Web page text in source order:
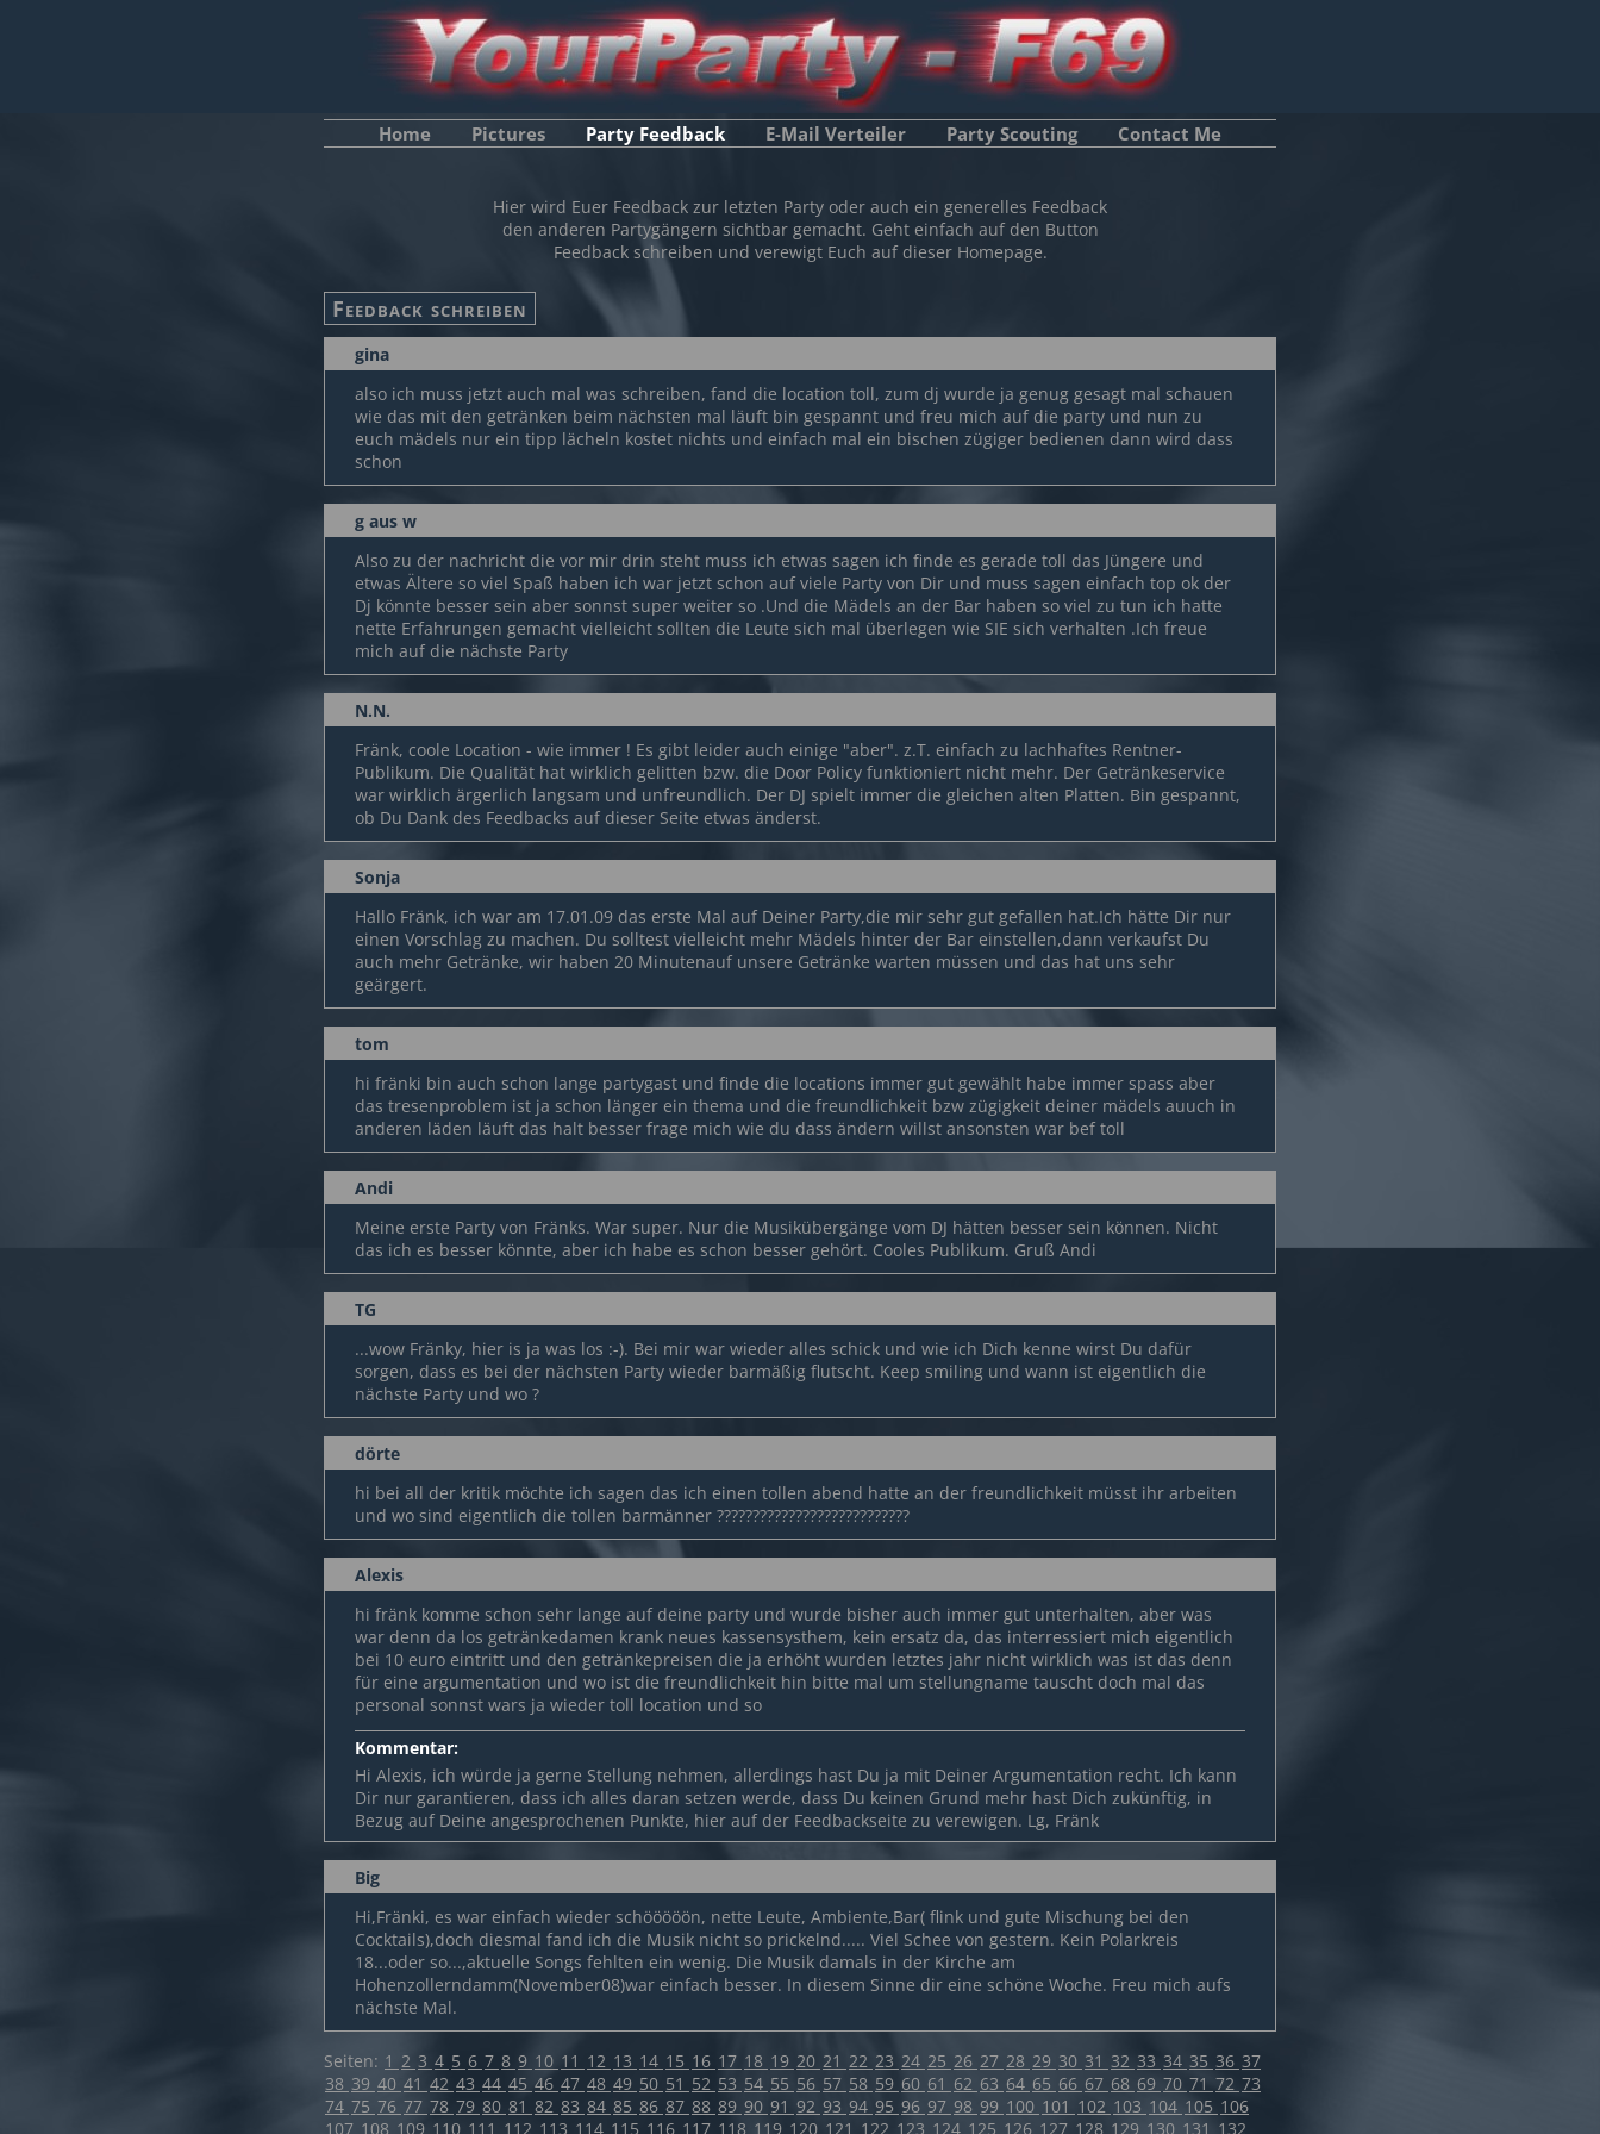
Home Pictures Party Feedback E-Mail Verteiler Party Scouting Contact Me
Hier wird Euer Feedback zur letzten Party oder auch ein generelles Feedback
den anderen Partygängern sichtbar gemacht. Geht einfach auf den Button
Feedback schreiben und verewigt Euch auf dieser Homepage.
gina
also ich muss jetzt auch mal was schreiben, fand die location toll, zum dj wurde ja genug gesagt mal schauen
wie das mit den getränken beim nächsten mal läuft bin gespannt und freu mich auf die party und nun zu
euch mädels nur ein tipp lächeln kostet nichts und einfach mal ein bischen zügiger bedienen dann wird dass
schon
g aus w
Also zu der nachricht die vor mir drin steht muss ich etwas sagen ich finde es gerade toll das Jüngere und
etwas Ältere so viel Spaß haben ich war jetzt schon auf viele Party von Dir und muss sagen einfach top ok der
Dj könnte besser sein aber sonnst super weiter so .Und die Mädels an der Bar haben so viel zu tun ich hatte
nette Erfahrungen gemacht vielleicht sollten die Leute sich mal überlegen wie SIE sich verhalten .Ich freue
mich auf die nächste Party
N.N.
Fränk, coole Location - wie immer ! Es gibt leider auch einige "aber". z.T. einfach zu lachhaftes Rentner-
Publikum. Die Qualität hat wirklich gelitten bzw. die Door Policy funktioniert nicht mehr. Der Getränkeservice
war wirklich ärgerlich langsam und unfreundlich. Der DJ spielt immer die gleichen alten Platten. Bin gespannt,
ob Du Dank des Feedbacks auf dieser Seite etwas änderst.
Sonja
Hallo Fränk, ich war am 17.01.09 das erste Mal auf Deiner Party,die mir sehr gut gefallen hat.Ich hätte Dir nur
einen Vorschlag zu machen. Du solltest vielleicht mehr Mädels hinter der Bar einstellen,dann verkaufst Du
auch mehr Getränke, wir haben 20 Minutenauf unsere Getränke warten müssen und das hat uns sehr
geärgert.
tom
hi fränki bin auch schon lange partygast und finde die locations immer gut gewählt habe immer spass aber
das tresenproblem ist ja schon länger ein thema und die freundlichkeit bzw zügigkeit deiner mädels auuch in
anderen läden läuft das halt besser frage mich wie du dass ändern willst ansonsten war bef toll
Andi
Meine erste Party von Fränks. War super. Nur die Musikübergänge vom DJ hätten besser sein können. Nicht
das ich es besser könnte, aber ich habe es schon besser gehört. Cooles Publikum. Gruß Andi
TG
...wow Fränky, hier is ja was los :-). Bei mir war wieder alles schick und wie ich Dich kenne wirst Du dafür
sorgen, dass es bei der nächsten Party wieder barmäßig flutscht. Keep smiling und wann ist eigentlich die
nächste Party und wo ?
dörte
hi bei all der kritik möchte ich sagen das ich einen tollen abend hatte an der freundlichkeit müsst ihr arbeiten
und wo sind eigentlich die tollen barmänner ???????????????????????????
Alexis
hi fränk komme schon sehr lange auf deine party und wurde bisher auch immer gut unterhalten, aber was
war denn da los getränkedamen krank neues kassensysthem, kein ersatz da, das interressiert mich eigentlich
bei 10 euro eintritt und den getränkepreisen die ja erhöht wurden letztes jahr nicht wirklich was ist das denn
für eine argumentation und wo ist die freundlichkeit hin bitte mal um stellungname tauscht doch mal das
personal sonnst wars ja wieder toll location und so
Kommentar:
Hi Alexis, ich würde ja gerne Stellung nehmen, allerdings hast Du ja mit Deiner Argumentation recht. Ich kann
Dir nur garantieren, dass ich alles daran setzen werde, dass Du keinen Grund mehr hast Dich zukünftig, in
Bezug auf Deine angesprochenen Punkte, hier auf der Feedbackseite zu verewigen. Lg, Fränk
Big
Hi,Fränki, es war einfach wieder schööööön, nette Leute, Ambiente,Bar( flink und gute Mischung bei den
Cocktails),doch diesmal fand ich die Musik nicht so prickelnd..... Viel Schee von gestern. Kein Polarkreis
18...oder so...,aktuelle Songs fehlten ein wenig. Die Musik damals in der Kirche am
Hohenzollerndamm(November08)war einfach besser. In diesem Sinne dir eine schöne Woche. Freu mich aufs
nächste Mal.
Seiten: 1 2 3 4 5 6 7 8 9 10 11 12 13 14 15 16 17 18 19 20 21 22 23 24 25 26 27 28 29 30 31 32 33 34 35 36 37
38 39 40 41 42 43 44 45 46 47 48 49 50 51 52 53 54 55 56 57 58 59 60 61 62 63 64 65 66 67 68 69 70 71 72 73
74 75 76 77 78 79 80 81 82 83 84 85 86 87 88 89 90 91 92 93 94 95 96 97 98 99 100 101 102 103 104 105 106
107 108 109 110 111 112 113 114 115 116 117 118 119 120 121 122 123 124 125 126 127 128 129 130 131 132